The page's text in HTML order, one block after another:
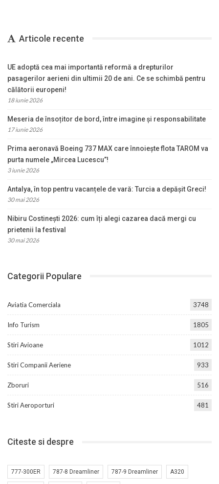
Articole recente
UE adoptă cea mai importantă reformă a drepturilor
pasagerilor aerieni din ultimii 20 de ani. Ce se schimbă pentru
călătorii europeni!
18 iunie 2026
Meseria de însoțitor de bord, între imagine și responsabilitate
17 iunie 2026
Prima aeronavă Boeing 737 MAX care înnoiește flota TAROM va
purta numele „Mircea Lucescu”!
3 iunie 2026
Antalya, în top pentru vacanțele de vară: Turcia a depășit Greci!
30 mai 2026
Nibiru Costinești 2026: cum îți alegi cazarea dacă mergi cu
prietenii la festival
30 mai 2026
Categorii Populare
Aviatia Comerciala 3748
Info Turism 1805
Stiri Avioane 1012
Stiri Companii Aeriene 933
Zboruri 516
Stiri Aeroporturi 481
Citeste si despre
777-300ER 787-8 Dreamliner 787-9 Dreamliner A320